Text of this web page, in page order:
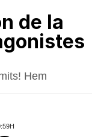
de la
Hem